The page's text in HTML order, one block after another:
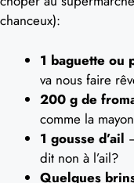
chanceux):
1 baguette ou
va nous faire
200 g de
comme la
1 gousse d’ail
dit non à l’ail?
Quelques